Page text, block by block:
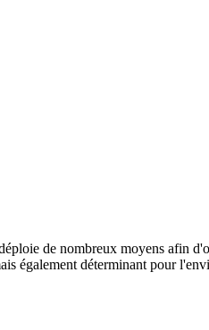
de nombreux moyens afin
également déterminant pour